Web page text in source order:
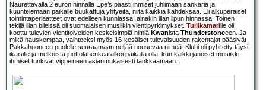
Naurettavalla 2 euron hinnalla Epe’s päästi ihmiset juhlimaan sankaria ja
kuuntelemaan paikalle buukattuja yhtyeitä, niitä kaikkia kahdeksaa. Eli alkuperäiset
toimintaperiaatteet ovat edelleen kunniassa, ainakin illan lipun hinnassa. Toinen
tekijä illan bileissä oli suomalaisen musiikin vientipyrkimykset. Tullikamari lle oli
koottu tulevien vientitoiveiden keskeisimpiä nimiä Kwanista Thunderstoneeen. Ja
mikä hauskempaa, vaihteeksi myös 16-kesäiset tulevaisuuden rakentajat pääsivät
Pakkahuoneen puolelle seuraamaan neljää nousevaa nimeä. Klubi oli pyhitetty täysi-
ikäisille ja melkoista juottolahenkeä alkoi paikalla olla, kun kaikki janoiset musiikki-
ihmiset tunkivat vippeineen asianmukaisesti tankkaamaan.